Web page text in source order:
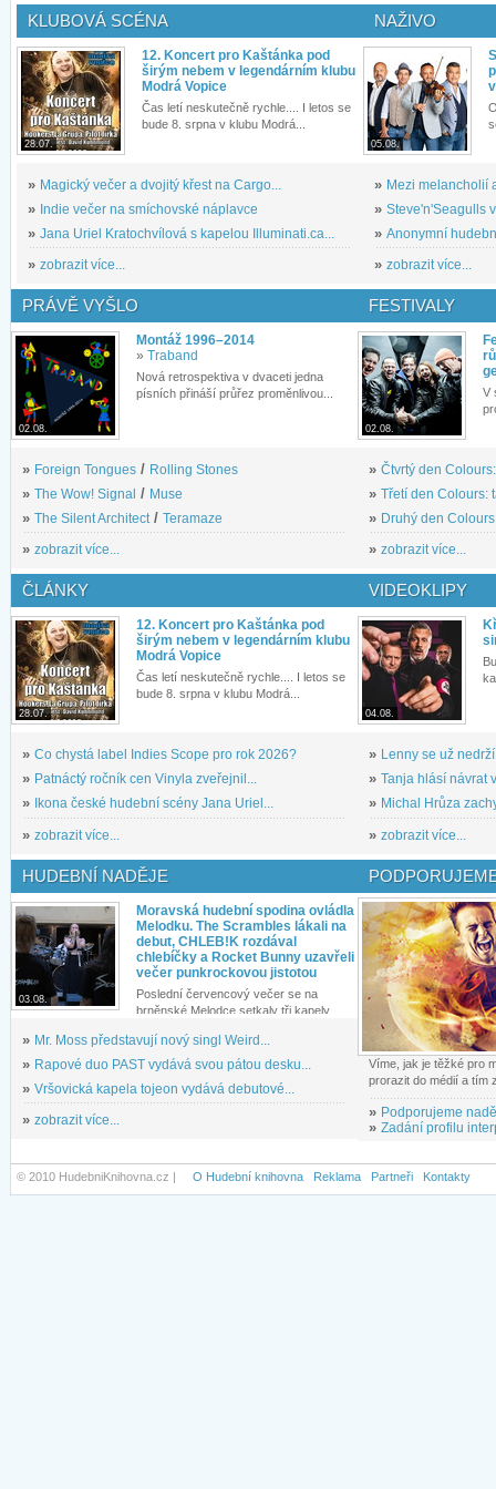
KLUBOVÁ SCÉNA
28.07.
12. Koncert pro Kaštánka pod
širým nebem v legendárním klubu
Modrá Vopice
Čas letí neskutečně rychle.... I letos se
bude 8. srpna v klubu Modrá...
» Magický večer a dvojitý křest na Cargo...
» Indie večer na smíchovské náplavce
» Jana Uriel Kratochvílová s kapelou Illuminati.ca...
» zobrazit více...
NAŽIVO
05.08.
» Mezi melancholií
» Steve'n'Seagulls
» Anonymní
» zobrazit více...
PRÁVĚ VYŠLO
02.08.
Montáž 1996–2014
» Traband
Nová retrospektiva v dvaceti jedna
písních přináší průřez proměnlivou...
» Foreign Tongues / Rolling Stones
» The Wow! Signal / Muse
» The Silent Architect/ Teramaze
» zobrazit více...
FESTIVALY
02.08.
V
» Čtvrtý den
» Třetí den Colours:
» Druhý den
» zobrazit více...
ČLÁNKY
28.07.
12. Koncert pro Kaštánka pod
širým nebem v legendárním klubu
Modrá Vopice
Čas letí neskutečně rychle.... I letos se
bude 8. srpna v klubu Modrá...
» Co chystá label Indies Scope pro rok 2026?
» Patnáctý ročník cen Vinyla zveřejnil...
»
Ikona české hudební scény Jana Uriel...
» zobrazit více...
VIDEOKLIPY
04.08.
» Lenny se už
» Tanja hlásí návrat
» Michal Hrůza
» zobrazit více...
HUDEBNÍ NADĚJE
03.08.
Moravská hudební spodina ovládla
Melodku. The Scrambles lákali na
debut, CHLEB!K rozdával
chlebíčky a Rocket Bunny uzavřeli
večer punkrockovou jistotou
Poslední červencový večer se na
brněnské Melodce setkaly tři kapely...
» Mr. Moss představují nový singl Weird...
» Rapové duo PAST vydává svou pátou desku...
» Vršovická kapela tojeon vydává debutové...
» zobrazit více...
Víme, jak je těžké pro
prorazit do médií a tím
» Podporujeme
» Zadání profilu
© 2010 HudebniKnihovna.cz | O Hudební knihovna Reklama Partneři Kontakty